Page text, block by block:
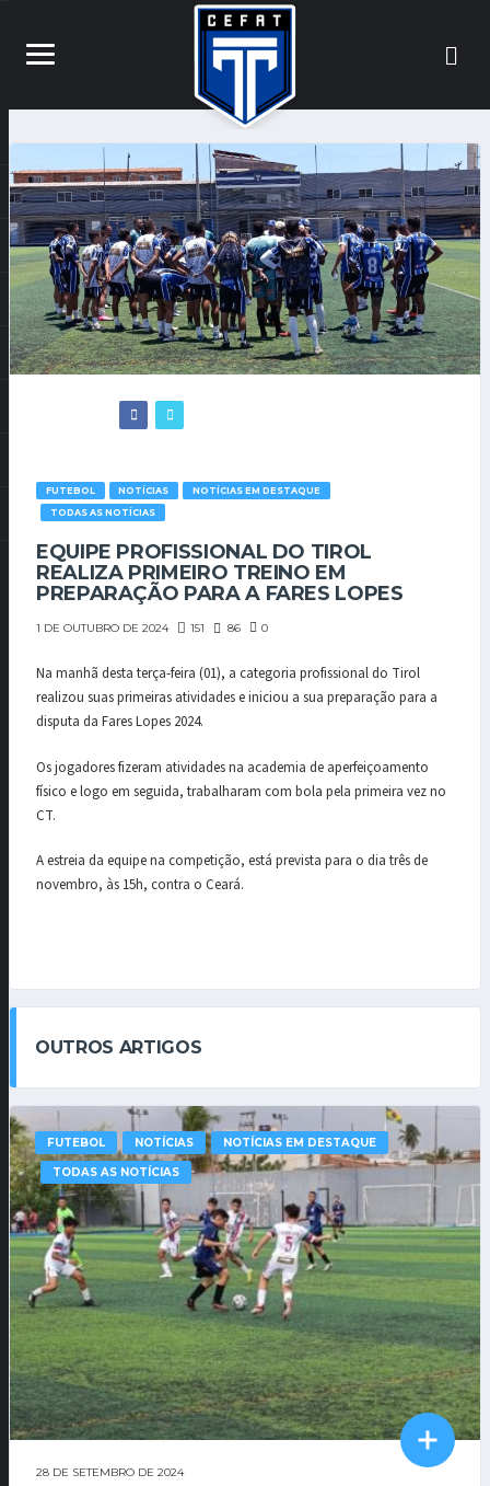
FUTEBOL NOTÍCIAS
NOTÍCIAS EM DESTAQUE
TODAS AS NOTÍCIAS
EQUIPE PROFISSIONAL DO TIROL
REALIZA PRIMEIRO TREINO EM
PREPARAÇÃO PARA A FARES LOPES
1 DE OUTUBRO DE 2024 151 86 0
Na manhã desta terça-feira (01), a categoria profissional do Tirol
realizou suas primeiras atividades e iniciou a sua preparação para a
disputa da Fares Lopes 2024.
Os jogadores fizeram atividades na academia de aperfeiçoamento
físico e logo em seguida, trabalharam com bola pela primeira vez no
CT.
A estreia da equipe na competição, está prevista para o dia três de
novembro, às 15h, contra o Ceará.
OUTROS ARTIGOS
FUTEBOL NOTÍCIAS NOTÍCIAS EM DESTAQUE
TODAS AS NOTÍCIAS
28 DE SETEMBRO DE 2024